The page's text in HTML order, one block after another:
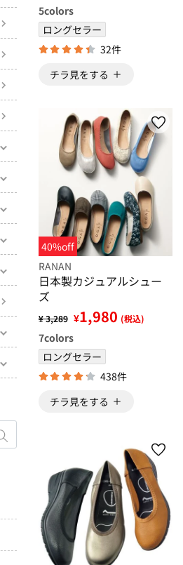
5colors
ロングセラー
32件
チラ見をする
40%off
RANAN
日本製カジュアルシュー
ズ
¥ 3,289 ¥1,980 (税込)
7colors
ロングセラー
438件
チラ見をする